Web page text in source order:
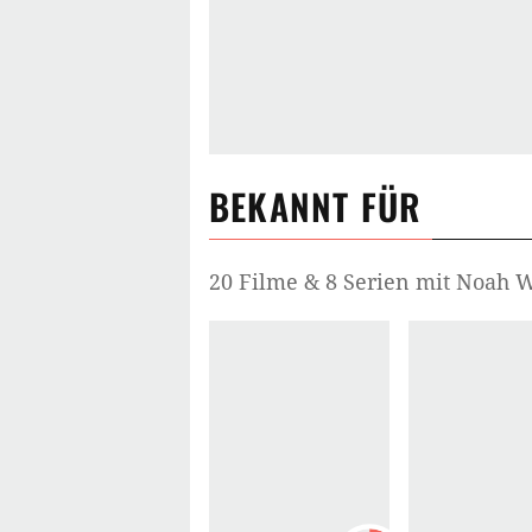
BEKANNT FÜR
20 Filme & 8 Serien mit Noah